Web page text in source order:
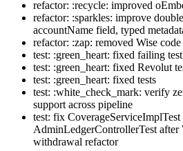
refactor: :recycle: improved
refactor: :sparkles: improve
accountName field, typed
refactor: :zap: removed Wise code
test: :green_heart: fixed failing test
test: :green_heart: fixed Revolut
test: :green_heart: fixed tests
test: :white_check_mark: verify
support across pipeline
test: fix CoverageServiceImplTest
AdminLedgerControllerTest after
withdrawal refactor